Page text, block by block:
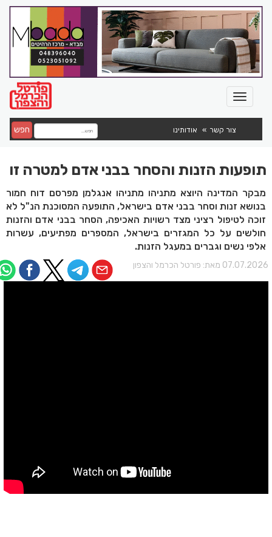
צור קשר אודותינו חפש
תופעות הזנות והסחר בבני אדם למטרה זו
מבקר המדינה היוצא מתניהו מתניהו אנגלמן מפרסם דוח חמור
בנושא זנות וסחר בבני אדם בישראל, התופעה המסוכנת הנ"ל לא
זוכה לטיפול רציני מצד רשויות האכיפה, הסחר בבני אדם והזנות
חולשים על כל המגזרים בישראל, המספרים מפתיעים, עשרות
אלפי נשים וגברים במעגל הזנות.
מאת: פורטל הכרמל והצפון